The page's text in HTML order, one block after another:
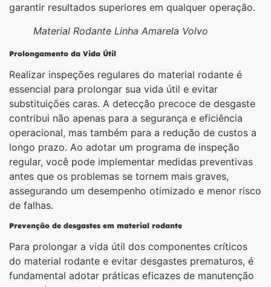
garantir resultados superiores em qualquer operação.
Material Rodante Linha Amarela Volvo
Prolongamento da Vida Útil
Realizar inspeções regulares do material rodante é
essencial para prolongar sua vida útil e evitar
substituições caras. A detecção precoce de desgaste
contribui não apenas para a segurança e eficiência
operacional, mas também para a redução de custos a
longo prazo. Ao adotar um programa de inspeção
regular, você pode implementar medidas preventivas
antes que os problemas se tornem mais graves,
assegurando um desempenho otimizado e menor risco
de falhas.
Prevenção de desgastes em material rodante
Para prolongar a vida útil dos componentes críticos
do material rodante e evitar desgastes prematuros, é
fundamental adotar práticas eficazes de manutenção